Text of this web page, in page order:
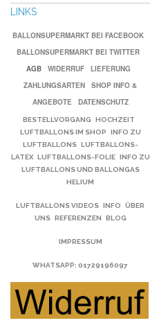
LINKS
BALLONSUPERMARKT BEI FACEBOOK
BALLONSUPERMARKT BEI TWITTER
AGB
WIDERRUF
LIEFERUNG
ZAHLUNGSARTEN
SHOP INFO &
ANGEBOTE
DATENSCHUTZ
BESTELLVORGANG
HOCHZEIT
LUFTBALLONS IM SHOP
INFO ZU
LUFTBALLONS LUFTBALLONS-
LATEX LUFTBALLONS-FOLIE INFO ZU
LUFTBALLONS UND BALLONGAS
HELIUM
LUFTBALLONS VIDEOS INFO
ÜBER
UNS REFERENZEN BLOG
IMPRESSUM
WHATSAPP: 01729196097